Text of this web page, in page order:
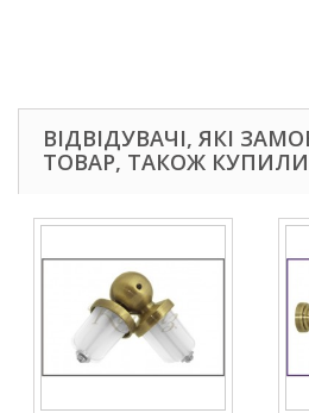
ВІДВІДУВАЧІ, ЯКІ
ТОВАР, ТАКОЖ